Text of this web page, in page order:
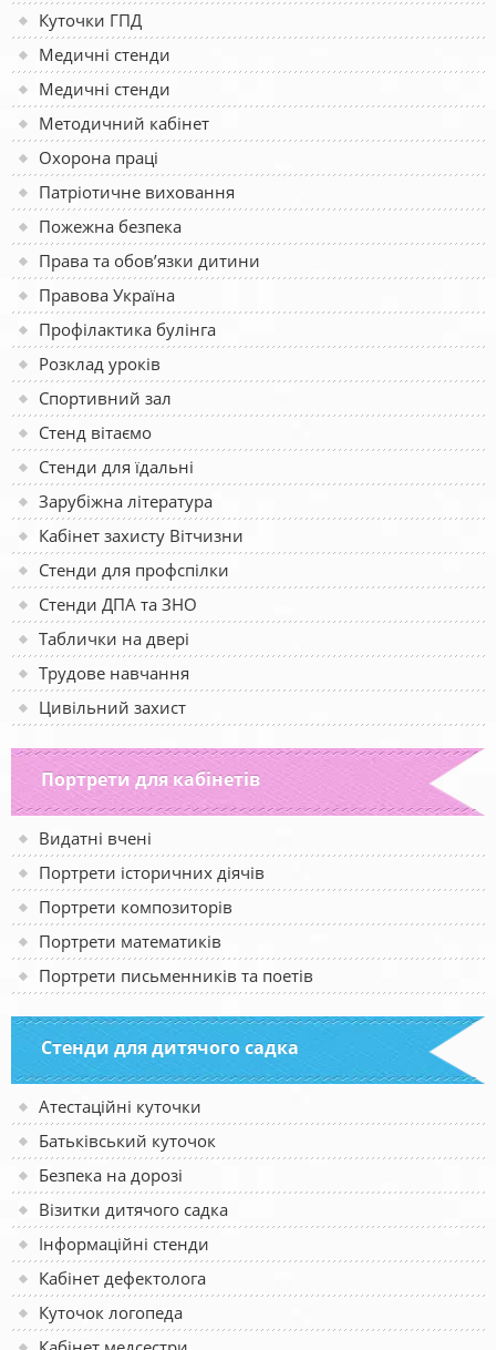
Куточки ГПД
Медичні стенди
Медичні стенди
Методичний кабінет
Охорона праці
Патріотичне виховання
Пожежна безпека
Права та обов’язки дитини
Правова Україна
Профілактика булінга
Розклад уроків
Спортивний зал
Стенд вітаємо
Стенди для їдальні
Зарубіжна література
Кабінет захисту Вітчизни
Стенди для профспілки
Стенди ДПА та ЗНО
Таблички на двері
Трудове навчання
Цивільний захист
Портрети для кабінетів
Видатні вчені
Портрети історичних діячів
Портрети композиторів
Портрети математиків
Портрети письменників та поетів
Стенди для дитячого садка
Атестаційні куточки
Батьківський куточок
Безпека на дорозі
Візитки дитячого садка
Інформаційні стенди
Кабінет дефектолога
Куточок логопеда